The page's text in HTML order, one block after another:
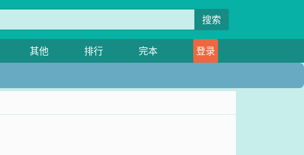
搜索
其他 排行 完本
登录